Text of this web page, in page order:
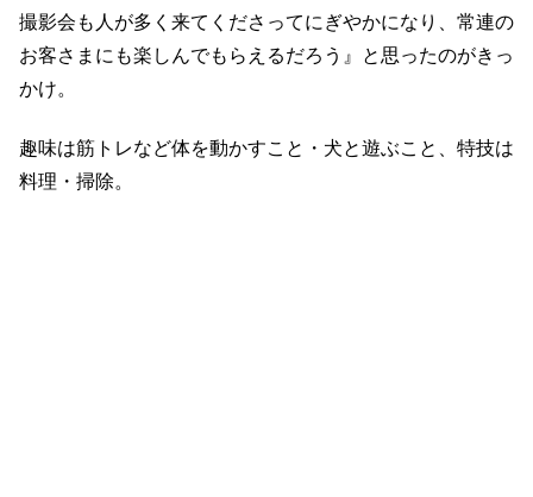
撮影会も人が多く来てくださってにぎやかになり、常連の
お客さまにも楽しんでもらえるだろう』と思ったのがきっ
かけ。
趣味は筋トレなど体を動かすこと・犬と遊ぶこと、特技は
料理・掃除。